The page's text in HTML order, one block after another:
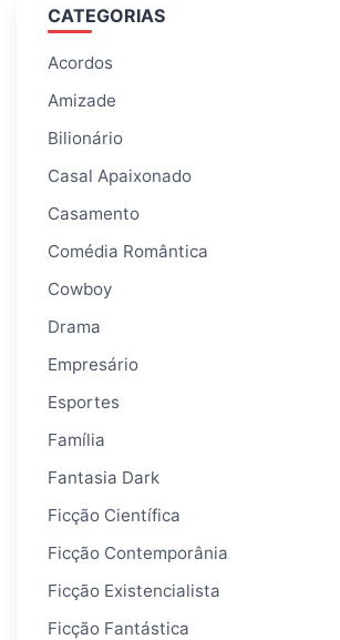
CATEGORIAS
Acordos
Amizade
Bilionário
Casal Apaixonado
Casamento
Comédia Romântica
Cowboy
Drama
Empresário
Esportes
Família
Fantasia Dark
Ficção Científica
Ficção Contemporânia
Ficção Existencialista
Ficção Fantástica